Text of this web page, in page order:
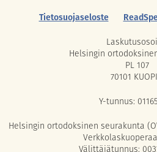
Tietosuojaseloste
Helsingin
PL 107
70101
Y-tunnus:
Helsingin ortodoksinen seurakunta
Välittäjätunnus: